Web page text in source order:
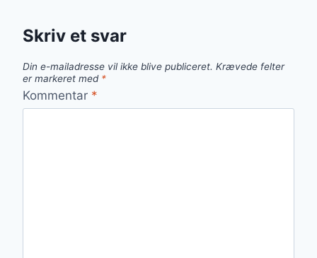
Skriv et svar
Din e-mailadresse vil ikke blive publiceret. Krævede felter
er markeret med *
Kommentar *